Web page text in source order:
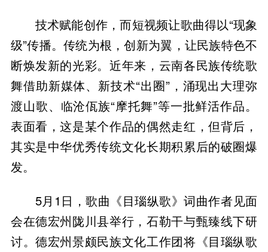
技术赋能创作，而短视频让歌曲得以“现象
级”传播。传统为根，创新为翼，让民族特色不
断焕发新的光彩。近年来，云南各民族传统歌
舞借助新媒体、新技术“出圈”，涌现出大理弥
渡山歌、临沧佤族“摩托舞”等一批鲜活作品。
表面看，这是某个作品的偶然走红，但背后，
其实是中华优秀传统文化长期积累后的破圈爆
发。
5月1日，歌曲《目瑙纵歌》词曲作者见面
会在德宏州陇川县举行，石勒干与甄臻线下研
讨。德宏州景颇民族文化工作团将《目瑙纵歌